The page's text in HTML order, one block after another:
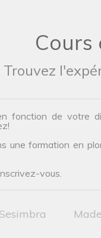
Cours
Trouvez
fonction de votre
une formation en
vous.
Sesimbra